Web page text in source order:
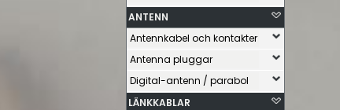
ANTENN
Antennkabel och kontakter
Antenna pluggar
Digital-antenn / parabol
LÄNKKABLAR